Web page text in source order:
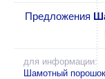
Предложения
для информации:
Шамотный